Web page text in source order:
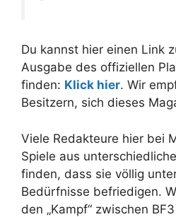
Du kannst hier einen Link
Ausgabe des offiziellen
finden: Klick hier. Wir
Besitzern, sich dieses
Viele Redakteure hier bei
Spiele aus
finden, dass sie völlig
Bedürfnisse befriedigen.
den „Kampf“ zwischen